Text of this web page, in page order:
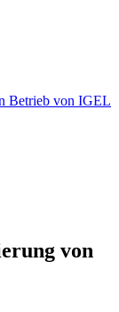
Betrieb von IGEL
von